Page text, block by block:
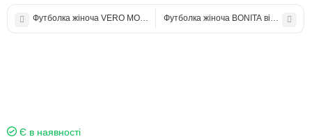
Футболка жіноча VERO MODA Футболка жіноча BONITA віскоза
Є в наявності